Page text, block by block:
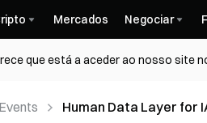
Mercados Negociar
que está a aceder ao nosso site
Human Data Layer for